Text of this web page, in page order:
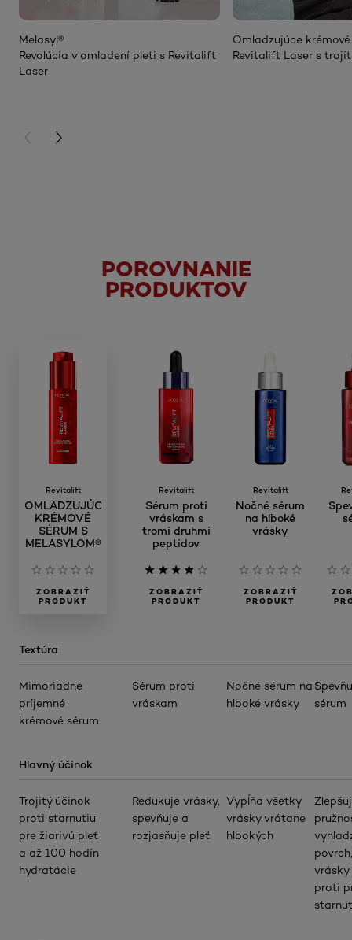
Melasyl®
Revolúcia v omladení pleti s Revitalift
Laser
Omladzujúce
Revitalift Laser s
PREVIOUS CARD
NEXT CARD
POROVNANIE
PRODUKTOV
Revitalift
OMLADZUJÚCE
KRÉMOVÉ
SÉRUM S
MELASYLOM®
ZOBRAZIŤ
PRODUKT
Textúra
Mimoriadne
príjemné
krémové sérum
Hlavný účinok
Trojitý účinok
proti starnutiu
pre žiarivú pleť
a až 100 hodín
hydratácie
Revitalift
Sérum proti
vráskam s
tromi druhmi
peptidov
ZOBRAZIŤ
PRODUKT
Sérum proti
vráskam
Redukuje vrásky,
spevňuje a
rozjasňuje pleť
Revitalift
Nočné sérum
na hlboké
vrásky
ZOBRAZIŤ
PRODUKT
Nočné sérum na
hlboké vrásky
Vypĺňa všetky
vrásky vrátane
hlbokých
sérum
vrásky
proti